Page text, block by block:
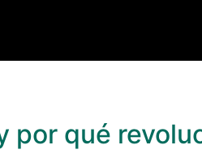
por qué